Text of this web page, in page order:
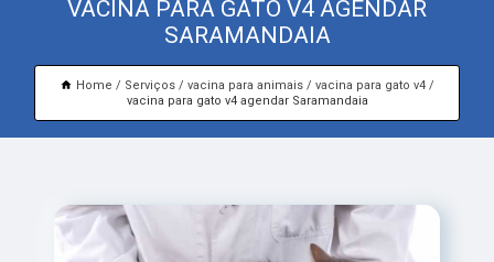
VACINA PARA GATO V4 AGENDAR
SARAMANDAIA
Home Serviços vacina para animais
vacina para gato v4
vacina para gato v4 agendar Saramandaia